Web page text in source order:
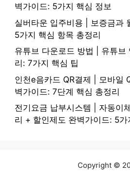
벽가이드: 5가지 핵심 정보
실버타운 입주비용 | 보증금과
5가지 핵심 항목 총정리
유튜브 다운로드 방법 | 유튜브
리: 7가지 핵심 팁
인천e음카드 QR결제 | 모바일
벽가이드: 7단계 핵심 총정리
전기요금 납부시스템 | 자동이
리 + 할인제도 완벽가이드: 5
Copyright ©